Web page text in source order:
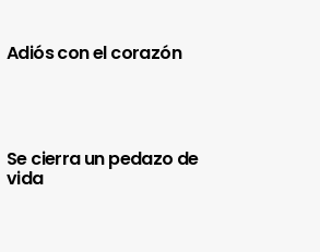
Adiós con el corazón
Se cierra un pedazo de
vida